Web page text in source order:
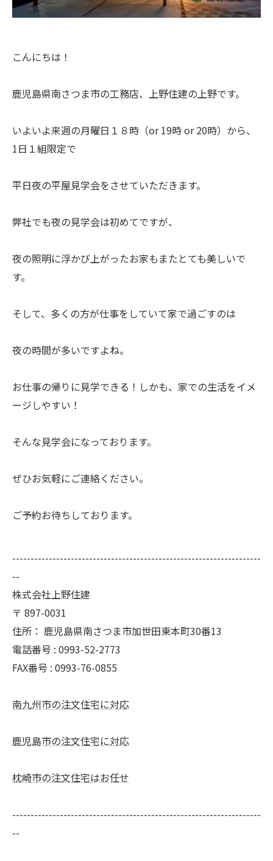
こんにちは！
鹿児島県南さつま市の工務店、上野住建の上野です。
いよいよ来週の月曜日１８時（or 19時 or 20時）から、
1日１組限定で
平日夜の平屋見学会をさせていただきます。
弊社でも夜の見学会は初めてですが、
夜の照明に浮かび上がったお家もまたとても美しいで
す。
そして、多くの方が仕事をしていて家で過ごすのは
夜の時間が多いですよね。
お仕事の帰りに見学できる！しかも、家での生活をイメ
ージしやすい！
そんな見学会になっております。
ぜひお気軽にご連絡ください。
ご予約お待ちしております。
--------------------------------------------------------------------
--
株式会社上野住建
〒 897-0031
住所： 鹿児島県南さつま市加世田東本町30番13
電話番号 : 0993-52-2773
FAX番号 : 0993-76-0855
南九州市の注文住宅に対応
鹿児島市の注文住宅に対応
枕崎市の注文住宅はお任せ
--------------------------------------------------------------------
--